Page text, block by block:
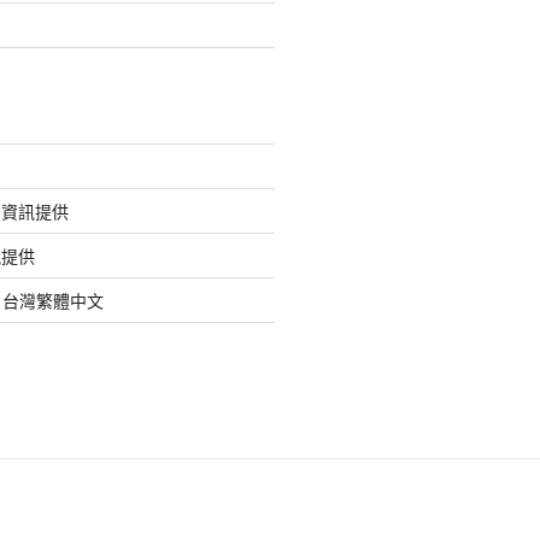
訊提供
供
灣繁體中文